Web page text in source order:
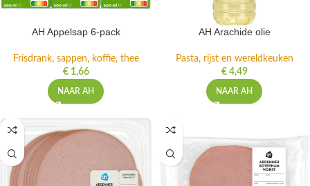
AH Appelsap 6-pack
Frisdrank, sappen, koffie, thee
€1,66
NAAR AH
AH Arachide olie
Pasta, rijst en wereldkeuken
€4,49
NAAR AH